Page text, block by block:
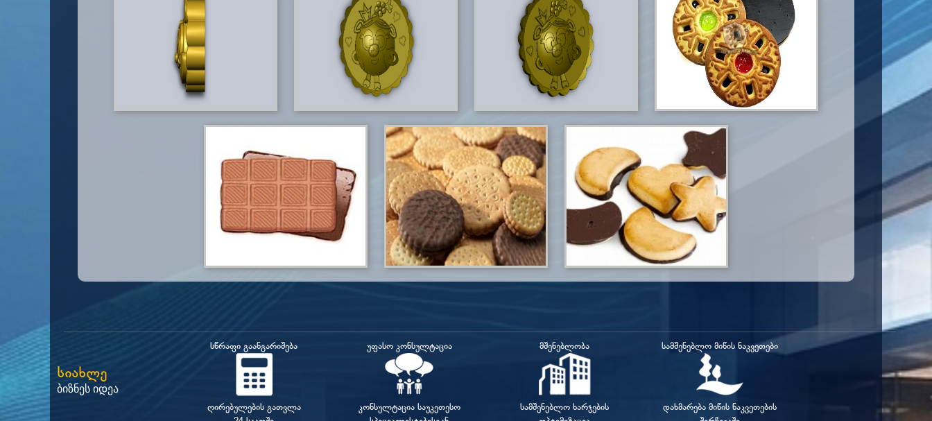
სიახლე
ბიზნეს იდეა
სწრაფი გაანგარიშება
ღირებულების გათვლა
უფასო კონსულტაცია
კონსულტაცია საუკეთესო
მშენებლობა
სამშენებლო ხარჯების
სამშენებლო მიწის ნაკვეთები
დახმარება მიწის ნაკვეთების